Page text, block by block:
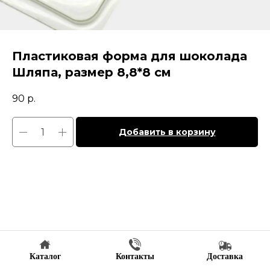
Пластиковая форма для шоколада
Шляпа, размер 8,8*8 см
90 р.
Добавить в корзину
Каталог Контакты Доставка